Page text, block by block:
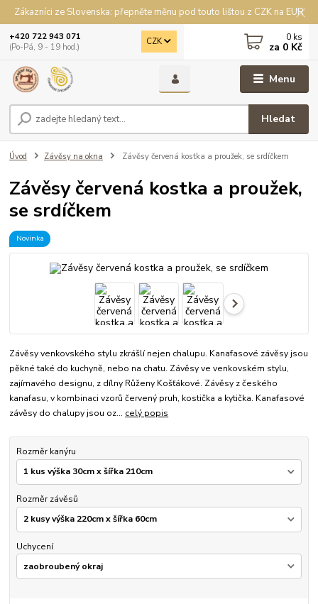
Zákazníci ze Slovenska: přepněte měnu pod touto lištou z CZK na EUR
Menu
CZK
Hledat
+420 722 943 071
(Po-Pá, 9 - 19 hod.)
0 ks
za 0 Kč
Úvod Závěsy na okna Závěsy červená kostka a proužek, se srdíčkem
Závěsy červená kostka a proužek,
se srdíčkem
Novinka
Závěsy venkovského stylu zkrášlí nejen chalupu. Kanafasové závěsy jsou
pěkné také do kuchyně, nebo na chatu. Závěsy ve venkovském stylu,
zajímavého designu, z dílny Růženy Košťákové. Závěsy z českého
kanafasu, v kombinaci vzorů červený pruh, kostička a kytička. Kanafasové
závěsy do chalupy jsou oz... celý popis
Rozměr kanýru
Rozměr závěsů
Uchycení